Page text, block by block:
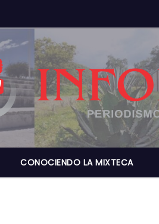
CONOCIENDO LA MIXTECA